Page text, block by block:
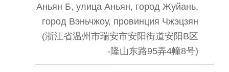
Аньян Б, улица Аньян, город Жуйань,
город Вэньчжоу, провинция Чжэцзян
(浙江省温州市瑞安市安阳街道安阳B区
隆山东路95弄4幢8号)-